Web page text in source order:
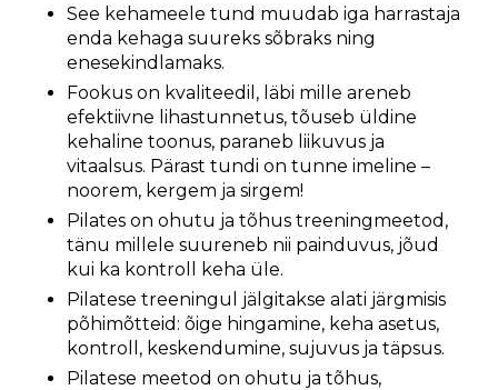
See kehameele tund muudab iga harrastaja
enda kehaga suureks sõbraks ning
enesekindlamaks.
Fookus on kvaliteedil, läbi mille areneb
efektiivne lihastunnetus, tõuseb üldine
kehaline toonus, paraneb liikuvus ja
vitaalsus. Pärast tundi on tunne imeline –
noorem, kergem ja sirgem!
Pilates on ohutu ja tõhus treeningmeetod,
tänu millele suureneb nii painduvus, jõud
kui ka kontroll keha üle.
Pilatese treeningul jälgitakse alati järgmisis
põhimõtteid: õige hingamine, keha asetus,
kontroll, keskendumine, sujuvus ja täpsus.
Pilatese meetod on ohutu ja tõhus,